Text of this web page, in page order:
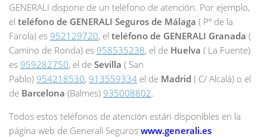
GENERALI dispone de un teléfono de atención. Por ejemplo,
el teléfono de GENERALI Seguros de Málaga ( Pº de la
Farola) es 952129720, el teléfono de GENERALI Granada (
Camino de Ronda) es 958535238, el de Huelva ( La Fuente)
es 959282750, el de Sevilla ( San
Pablo) 954218530, 913559334 el de Madrid ( C/ Alcalá) o el
de Barcelona (Balmes) 935008802.
Todos estos teléfonos de atención están disponibles en la
página web de Generali Seguros www.generali.es